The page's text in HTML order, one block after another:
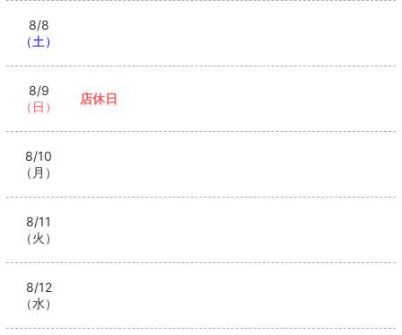
8/8
（土）
8/9
（日）
店休日
8/10
（月）
8/11
（火）
8/12
（水）